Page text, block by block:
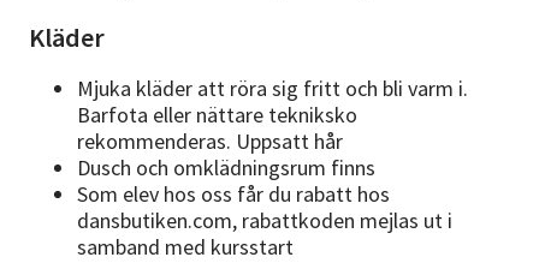
Kläder
Mjuka kläder att röra sig fritt och bli varm i.
Barfota eller nättare tekniksko
rekommenderas. Uppsatt hår
Dusch och omklädningsrum finns
Som elev hos oss får du rabatt hos
dansbutiken.com, rabattkoden mejlas ut i
samband med kursstart